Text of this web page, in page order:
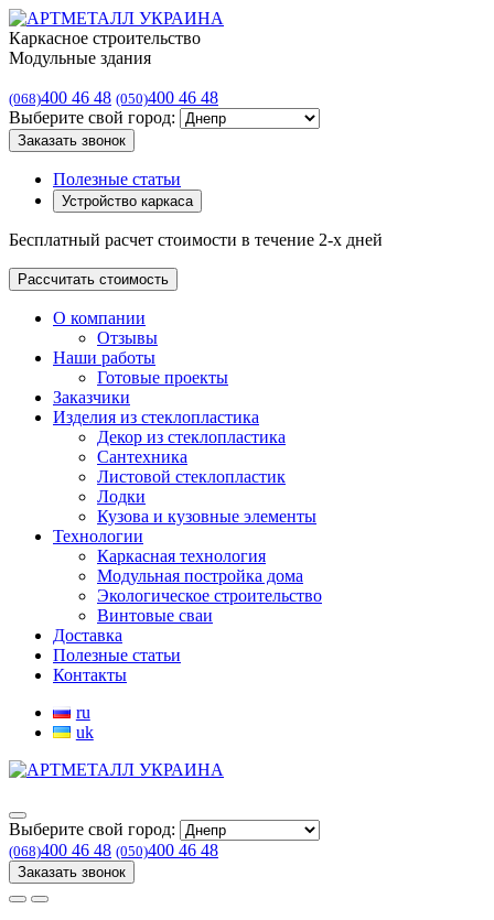
Каркасное строительство
Модульные здания
(068)400 46 48 (050)400 46 48
Выберите свой город:
Заказать звонок
Полезные статьи
Устройство каркаса
Бесплатный расчет стоимости в течение 2-х дней
Рассчитать стоимость
О компании
Отзывы
Наши работы
Готовые проекты
Заказчики
Изделия из стеклопластика
Декор из стеклопластика
Сантехника
Листовой стеклопластик
Лодки
Кузова и кузовные элементы
Технологии
Каркасная технология
Модульная постройка дома
Экологическое строительство
Винтовые сваи
Доставка
Полезные статьи
Контакты
ru
uk
Выберите свой город:
(068)400 46 48 (050)400 46 48
Заказать звонок